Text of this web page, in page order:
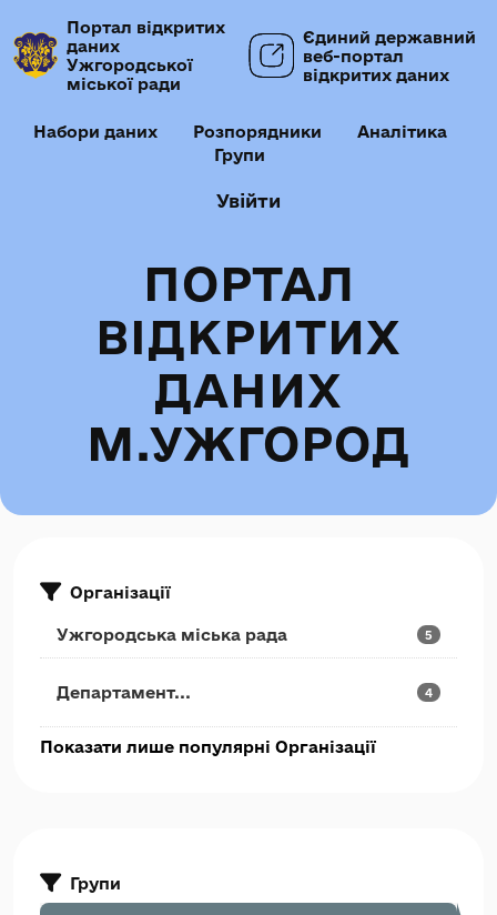
Портал відкритих
даних
Ужгородської
міської ради
Єдиний державний
веб-портал
відкритих даних
Набори даних Розпорядники
Аналітика
Групи
Увійти
ПОРТАЛ
ВІДКРИТИХ
ДАНИХ
М.УЖГОРОД
Організації
Ужгородська міська рада 5
Департамент... 4
Показати лише популярні Організації
Групи